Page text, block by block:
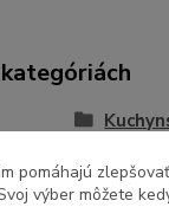
pomáhajú
výber môžete